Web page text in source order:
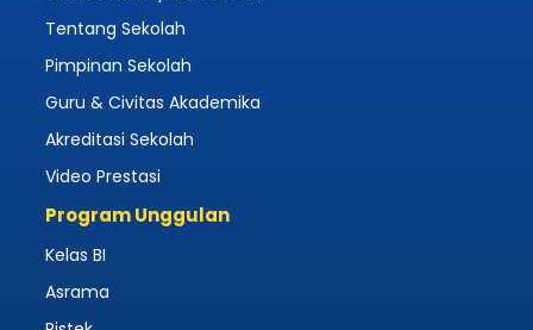
Tentang Sekolah
Pimpinan Sekolah
Guru & Civitas Akademika
Akreditasi Sekolah
Video Prestasi
Program Unggulan
Kelas BI
Asrama